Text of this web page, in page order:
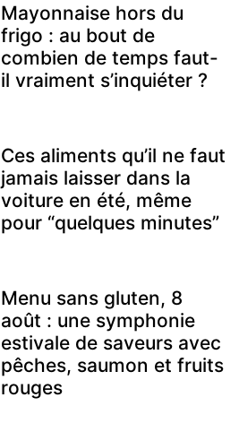
Mayonnaise hors du
frigo : au bout de
combien de temps faut-
il vraiment s’inquiéter ?
Ces aliments qu’il ne faut
jamais laisser dans la
voiture en été, même
pour “quelques minutes”
Menu sans gluten, 8
août : une symphonie
estivale de saveurs avec
pêches, saumon et fruits
rouges